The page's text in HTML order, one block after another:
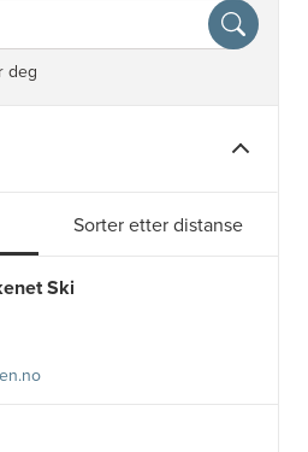
deg
Sorter etter distanse
Ski